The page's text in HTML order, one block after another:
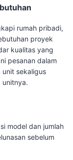
rumah pribadi,
proyek
kualitas yang
pesanan dalam
unit sekaligus
unitnya.
model dan jumlah
sebelum